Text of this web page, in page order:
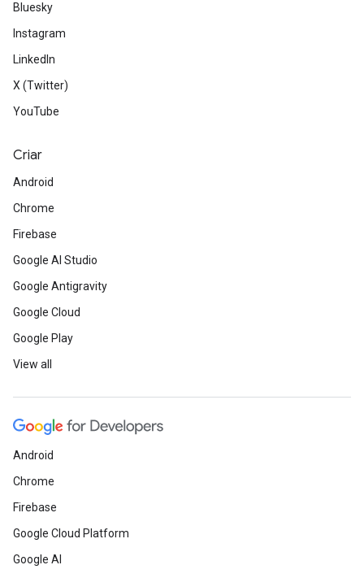
Bluesky
Instagram
LinkedIn
X (Twitter)
YouTube
Criar
Android
Chrome
Firebase
Google AI Studio
Google Antigravity
Google Cloud
Google Play
View all
Android
Chrome
Firebase
Google Cloud Platform
Google AI